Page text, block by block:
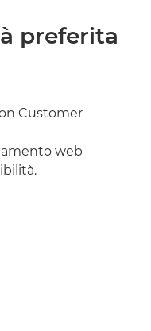
preferita
Customer
web